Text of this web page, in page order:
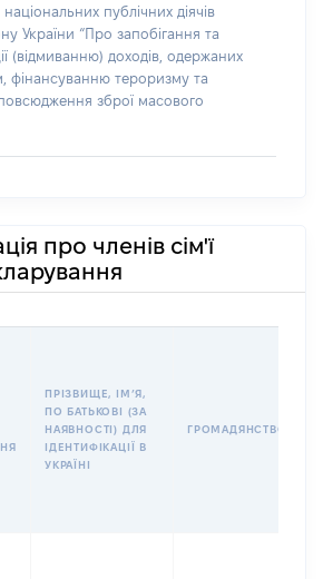
публічних діячів
України “Про запобігання та
(відмиванню) доходів, одержаних
фінансуванню тероризму та
зброї масового
про членів сім'ї
ПРІЗВИЩЕ, ІМʼЯ,
ПО БАТЬКОВІ (ЗА
НАЯВНОСТІ) ДЛЯ
ІДЕНТИФІКАЦІЇ В
УКРАЇНІ
ГРОМАДЯНСТВО